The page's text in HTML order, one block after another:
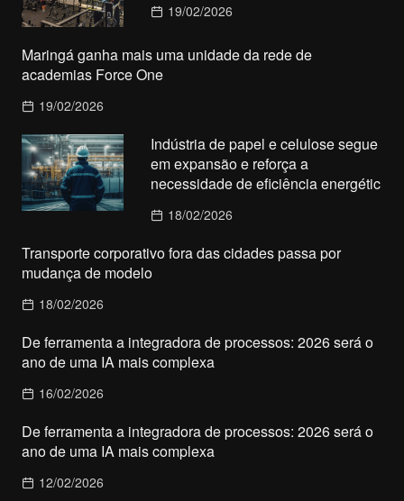
19/02/2026
Maringá ganha mais uma unidade da rede de
academias Force One
19/02/2026
Indústria de papel e celulose segue
em expansão e reforça a
necessidade de eficiência energétic
18/02/2026
Transporte corporativo fora das cidades passa por
mudança de modelo
18/02/2026
De ferramenta a integradora de processos: 2026 será o
ano de uma IA mais complexa
16/02/2026
De ferramenta a integradora de processos: 2026 será o
ano de uma IA mais complexa
12/02/2026